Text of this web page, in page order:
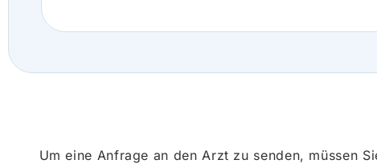
Um eine Anfrage an den Arzt zu senden, müssen